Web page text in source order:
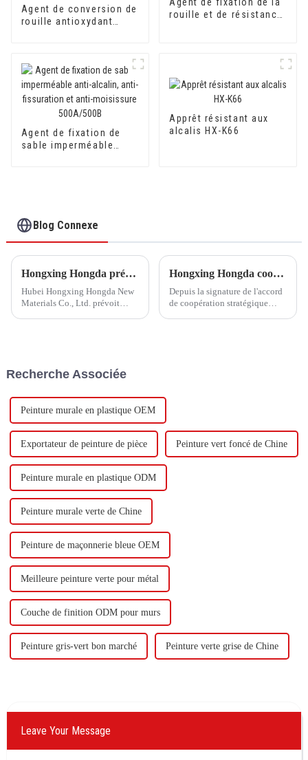
Agent de conversion de
rouille antioxydant
rouille et de résistance
Agent de fixation de
sable imperméable
Apprêt résistant aux
alcalis HX-K66
Blog Connexe
Hongxing Hongda prévoit d'investir 1,6 milliard de yuans pour construire une nouvelle usine de production d'émulsion d'une capacité de production de 510 000 tonnes par an.
Hubei Hongxing Hongda New
Materials Co., Ltd. prévoit
base d'eau et 60 000 tonnes de
Hongxing Hongda coopère avec Keshun Waterproof Technology Co., Ltd pour apporter un nouvel avenir à l'industrie
Depuis la signature de l'accord
de coopération stratégique
Recherche Associée
Peinture murale en plastique OEM
Exportateur de peinture de pièce Peinture vert foncé de Chine
Peinture murale en plastique ODM
Peinture murale verte de Chine
Peinture de maçonnerie bleue OEM
Meilleure peinture verte pour métal
Couche de finition ODM pour murs
Peinture gris-vert bon marché Peinture verte grise de Chine
Leave Your Message